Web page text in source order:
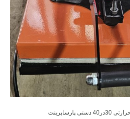
دستی پارساپرینت